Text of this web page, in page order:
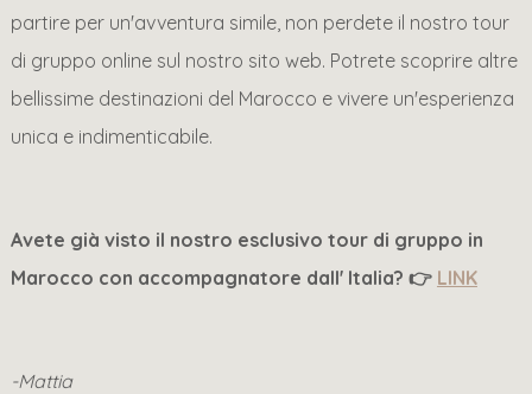
partire per un'avventura simile, non perdete il nostro tour
di gruppo online sul nostro sito web. Potrete scoprire altre
bellissime destinazioni del Marocco e vivere un'esperienza
unica e indimenticabile.
Avete già visto il nostro esclusivo tour di gruppo in
Marocco con accompagnatore dall' Italia? 👉 LINK
-Mattia